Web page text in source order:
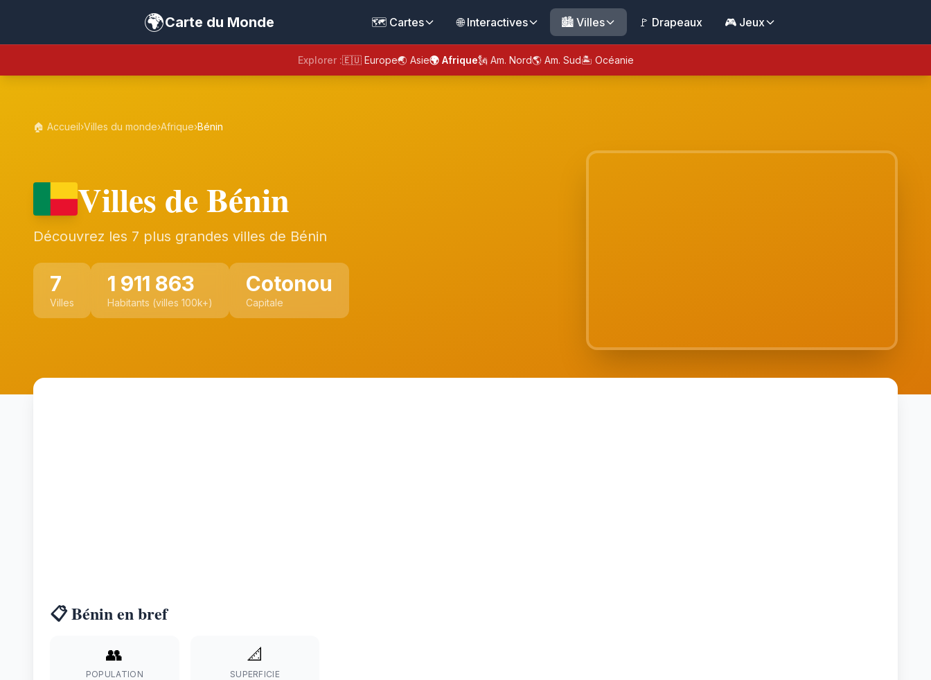
🌍Carte du Monde 🗺️ Cartes 🌐 Interactives 🏙️ Villes 🚩 Drapeaux 🎮 Jeux
Explorer :🇪🇺 Europe🌏 Asie🌍 Afrique🗽 Am. Nord🌎 Am. Sud🏝️ Océanie
🏠 Accueil›Villes du monde›Afrique›Bénin
Villes de Bénin
Découvrez les 7 plus grandes villes de Bénin
7
Villes
1 911 863
Habitants (villes 100k+)
Cotonou
Capitale
📋 Bénin en bref
👥
POPULATION
📐
SUPERFICIE